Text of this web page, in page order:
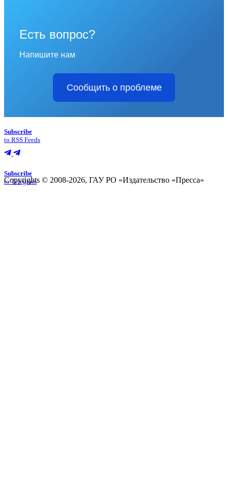
Есть вопрос?
Напишите нам
Сообщить о проблеме
Subscribe
to RSS Feeds
Subscribe
to Telegram
Copyrights © 2008-2026, ГАУ РО «Издательство «Пресса»